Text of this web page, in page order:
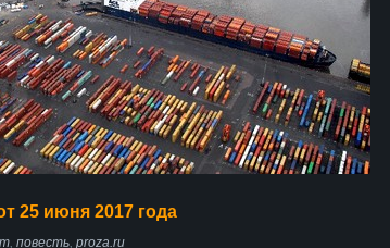
25 июня 2017 года
повесть proza.ru